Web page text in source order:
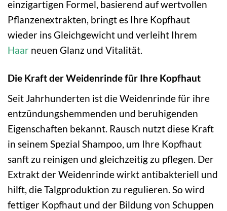
einzigartigen Formel, basierend auf wertvollen
Pflanzenextrakten, bringt es Ihre Kopfhaut
wieder ins Gleichgewicht und verleiht Ihrem
Haar neuen Glanz und Vitalität.
Die Kraft der Weidenrinde für Ihre Kopfhaut
Seit Jahrhunderten ist die Weidenrinde für ihre
entzündungshemmenden und beruhigenden
Eigenschaften bekannt. Rausch nutzt diese Kraft
in seinem Spezial Shampoo, um Ihre Kopfhaut
sanft zu reinigen und gleichzeitig zu pflegen. Der
Extrakt der Weidenrinde wirkt antibakteriell und
hilft, die Talgproduktion zu regulieren. So wird
fettiger Kopfhaut und der Bildung von Schuppen